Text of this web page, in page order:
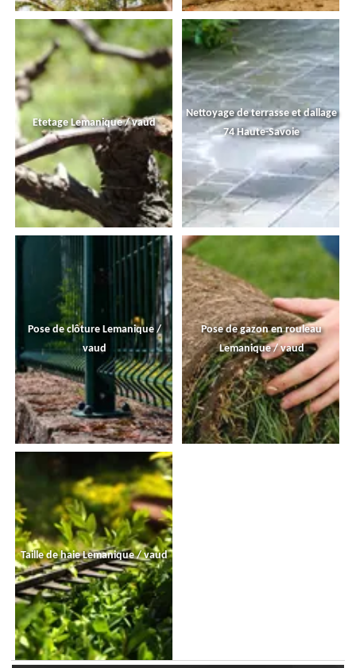
Etetage Lemanique / vaud
Nettoyage de terrasse et dallage
74 Haute-Savoie
Pose de clôture Lemanique /
vaud
Pose de gazon en rouleau
Lemanique / vaud
Taille de haie Lemanique / vaud